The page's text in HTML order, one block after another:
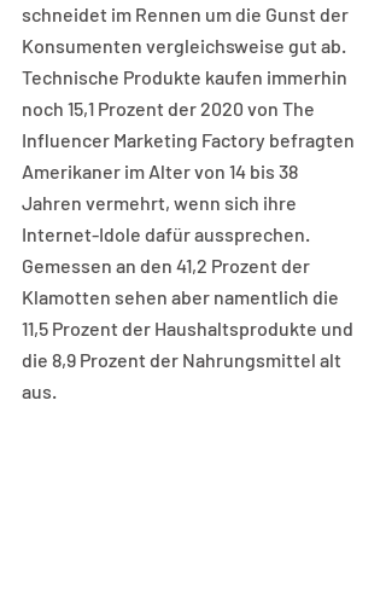
schneidet im Rennen um die Gunst der
Konsumenten vergleichsweise gut ab.
Technische Produkte kaufen immerhin
noch 15,1 Prozent der 2020 von The
Influencer Marketing Factory befragten
Amerikaner im Alter von 14 bis 38
Jahren vermehrt, wenn sich ihre
Internet-Idole dafür aussprechen.
Gemessen an den 41,2 Prozent der
Klamotten sehen aber namentlich die
11,5 Prozent der Haushaltsprodukte und
die 8,9 Prozent der Nahrungsmittel alt
aus.